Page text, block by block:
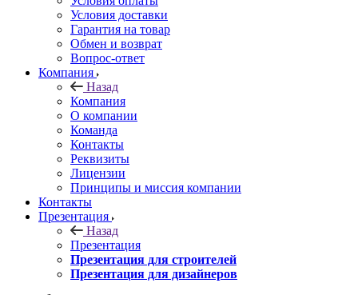
Условия доставки
Гарантия на товар
Обмен и возврат
Вопрос-ответ
Компания
Назад
Компания
О компании
Команда
Контакты
Реквизиты
Лицензии
Принципы и миссия компании
Контакты
Презентация
Назад
Презентация
Презентация для строителей
Презентация для дизайнеров